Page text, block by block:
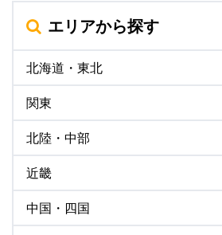
エリアから探す
北海道・東北
関東
北陸・中部
近畿
中国・四国